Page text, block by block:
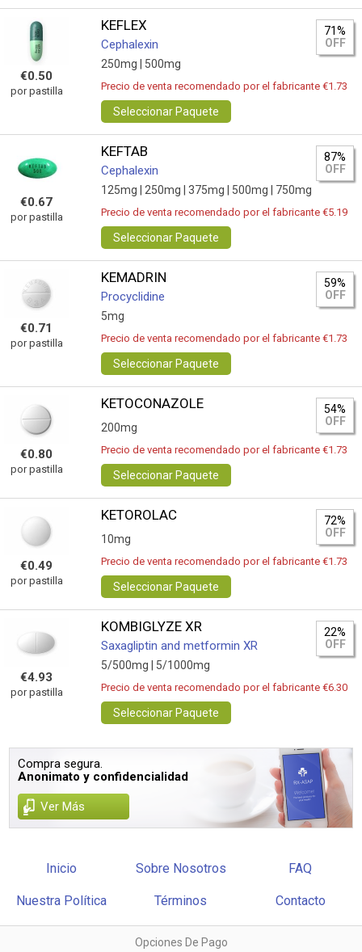
€0.50
por pastilla
KEFLEX
Cephalexin
250mg | 500mg
71%
OFF
Precio de venta recomendado por el fabricante €1.73
Seleccionar Paquete
€0.67
por pastilla
KEFTAB
Cephalexin
125mg | 250mg | 375mg | 500mg | 750mg
87%
OFF
Precio de venta recomendado por el fabricante €5.19
Seleccionar Paquete
€0.71
por pastilla
KEMADRIN
Procyclidine
5mg
59%
OFF
Precio de venta recomendado por el fabricante €1.73
Seleccionar Paquete
€0.80
por pastilla
KETOCONAZOLE
200mg
54%
OFF
Precio de venta recomendado por el fabricante €1.73
Seleccionar Paquete
€0.49
por pastilla
KETOROLAC
10mg
72%
OFF
Precio de venta recomendado por el fabricante €1.73
Seleccionar Paquete
€4.93
por pastilla
KOMBIGLYZE XR
Saxagliptin and metformin XR
5/500mg | 5/1000mg
22%
OFF
Precio de venta recomendado por el fabricante €6.30
Seleccionar Paquete
Compra segura.
Anonimato y confidencialidad
Ver Más
Inicio Sobre Nosotros FAQ
Nuestra Política Términos Contacto
Opciones De Pago